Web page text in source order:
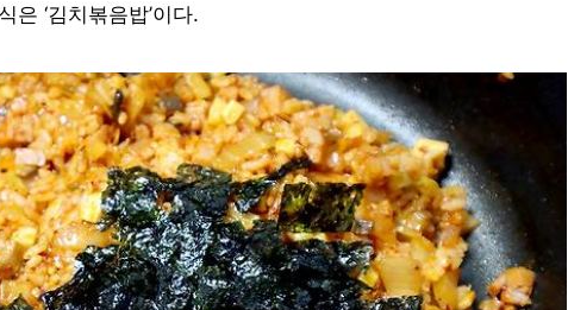
은 ‘김치볶음밥’이다.